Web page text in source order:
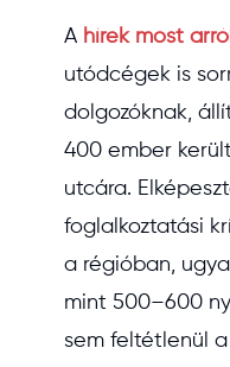
A hírek most
utódcégek is
dolgozóknak,
400 ember
utcára.
foglalkoztatási
a régióban,
mint 500–600
sem feltétlenül